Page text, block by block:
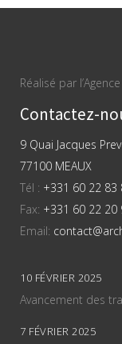
Réalisé par
Contactez-
9 Quai Jacques
77100 MEAUX
Tél : +331 60 22 83
Fax: +331 60 22 20
Email:
10 FÉVRIER 2025
Avancement des
7 FÉVRIER 2025